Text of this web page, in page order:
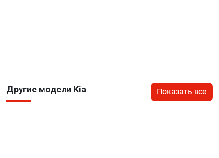
Другие модели Kia Показать все